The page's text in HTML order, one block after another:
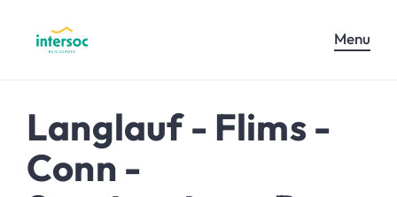
Menu
Langlauf - Flims -
Conn -